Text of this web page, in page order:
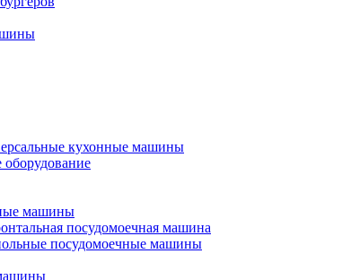
кухонные машины
оборудование
машины
посудомоечная машина
посудомоечные машины